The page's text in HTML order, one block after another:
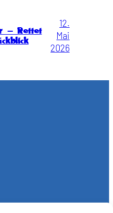
– Rettet
12.
Mai
2026